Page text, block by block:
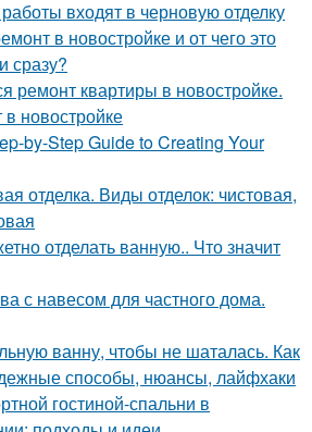
входят в черновую отделку
в новостройке и от чего это
сразу?
ремонт квартиры в новостройке.
в новостройке
by-Step Guide to Creating Your
отделка. Виды отделок: чистовая,
отделать ванную.. Что значит
с навесом для частного дома.
ванну, чтобы не шаталась. Как
способы, нюансы, лайфхаки
гостиной-спальни в